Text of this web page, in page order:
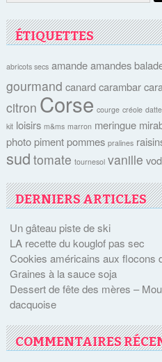
ÉTIQUETTES
abricots secs amande amandes
gourmand canard carambar
citron Corse courge créole
kit loisirs m&ms marron meringue
photo piment pommes pralines
sud tomate tournesol vanille
DERNIERS ARTICLES
Un gâteau piste de ski
LA recette du kouglof pas sec
Cookies américains aux flocons
Graines à la sauce soja
Dessert de fête des mères –
dacquoise
COMMENTAIRES